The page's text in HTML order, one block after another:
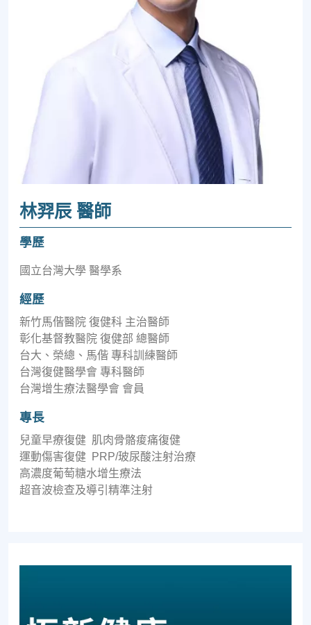
林羿辰 醫師
學歷
國立台灣大學 醫學系
經歷
新竹馬偕醫院 復健科 主治醫師
彰化基督教醫院 復健部 總醫師
台大、榮總、馬偕 專科訓練醫師
台灣復健醫學會 專科醫師
台灣增生療法醫學會 會員
專長
兒童早療復健 肌肉骨骼痠痛復健
運動傷害復健 PRP/玻尿酸注射治療
高濃度葡萄糖水增生療法
超音波檢查及導引精準注射